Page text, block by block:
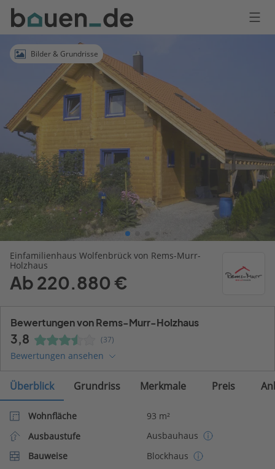
Bauen
Logo
AnmeldenBilder & Grundrisse
Einfamilienhaus Wolfenbrück von Rems-Murr-
Holzhaus
Ab 220.880 €
Bewertungen von Rems-Murr-Holzhaus
3,8 (37)
Bewertungen ansehen
Überblick Grundriss Merkmale Preis
Wohnfläche
93 m²
Ausbaustufe
Ausbauhaus
Bauweise
Blockhaus